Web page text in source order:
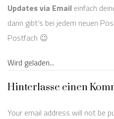
Updates via Email einfach
dann gibt’s bei jedem neuen
Postfach 😉
Wird geladen...
Hinterlasse einen
Your email address will not be